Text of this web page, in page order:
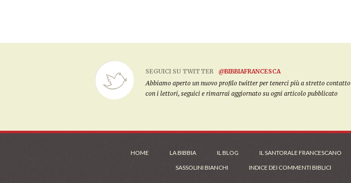
SEGUICI SU TWITTER
@BIBBIAFRANCESCA
Abbiamo aperto un nuovo profilo twitter per tenerci più a stretto contatto
con i lettori, seguici e rimarrai aggiornato su ogni articolo pubblicato
HOME LA BIBBIA IL BLOG IL SANTORALE FRANCESCANO
SASSOLINI BIANCHI
INDICE DEI COMMENTI BIBLICI